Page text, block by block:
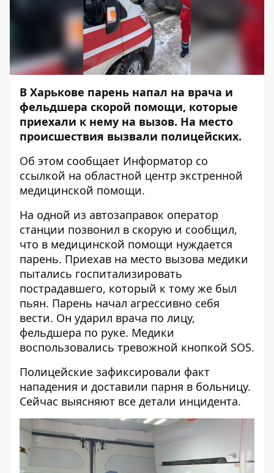
В Харькове парень напал на врача и
фельдшера скорой помощи, которые
приехали к нему на вызов. На место
происшествия вызвали полицейских.
Об этом сообщает Информатор со
ссылкой на областной центр экстренной
медицинской помощи.
На одной из автозаправок оператор
станции позвонил в скорую и сообщил,
что в медицинской помощи нуждается
парень. Приехав на место вызова медики
пытались госпитализировать
пострадавшего, который к тому же был
пьян. Парень начал агрессивно себя
вести. Он ударил врача по лицу,
фельдшера по руке. Медики
воспользовались тревожной кнопкой SOS.
Полицейские зафиксировали факт
нападения и доставили парня в больницу.
Сейчас выясняют все детали инцидента.